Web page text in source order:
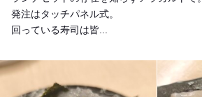
発注はタッチパネル式。
回っている寿司は皆...